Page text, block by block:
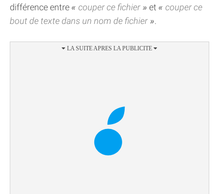
différence entre
couper ce fichier et
couper ce
bout de texte dans un nom de fichier
.